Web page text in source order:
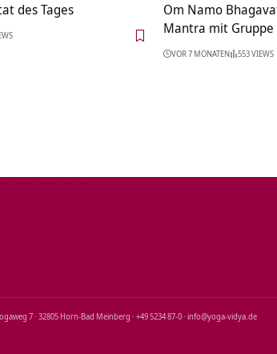
des Tages
Om Namo
Mantra mit
VOR 7 MONATEN 553 VIEWS
7 · 32805 Horn‑Bad Meinberg · +49 5234 87‑0 · info@yoga‑vidya.de